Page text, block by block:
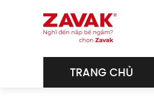
Skip to main content
TRANG CHỦ